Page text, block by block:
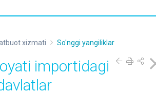
xizmati So'nggi yangiliklar
importidagi